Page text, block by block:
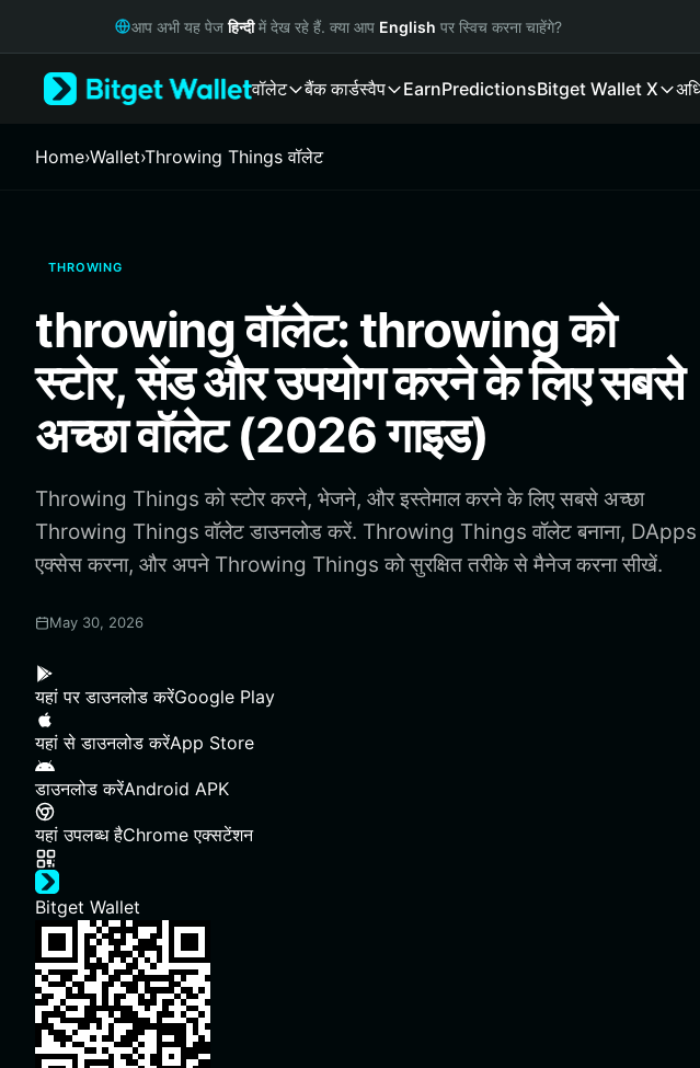
Русский
Italiano
繁體中文
Bahasa Indonesia
ภาษาไทย
Español
Português (Brasil)
Español (Argentina)
आप अभी यह पेजहिन्दीमें देख रहे हैं. क्या आप English पर स्विच करना चाहेंगे?
वॉलेट बैंक कार्डस्वैप EarnPredictionsBitget Wallet X
Home›Wallet›Throwing Things वॉलेट
THROWING
throwing वॉलेट: throwing को
स्टोर, सेंड और उपयोग करने के लिए सबसे
अच्छा वॉलेट (2026 गाइड)
Throwing Things को स्टोर करने, भेजने, और इस्तेमाल करने के लिए सबसे अच्छा
Throwing Things वॉलेट डाउनलोड करें. Throwing Things वॉलेट बनाना, DApps
एक्सेस करना, और अपने Throwing Things को सुरक्षित तरीके से मैनेज करना सीखें.
May 30, 2026
यहां पर डाउनलोड करेंGoogle Play
यहां से डाउनलोड करेंApp Store
डाउनलोड करेंAndroid APK
यहां उपलब्ध हैChrome एक्सटेंशन
Bitget Wallet